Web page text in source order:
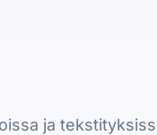
ja